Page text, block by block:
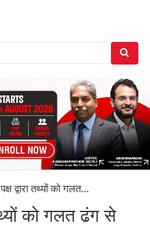
द्वारा तथ्यों को गलत...
को गलत ढंग से